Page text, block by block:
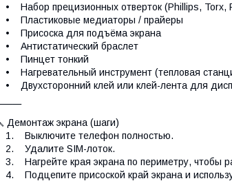
• Набор прецизионных отверток (Phillips, Torx,
• Пластиковые медиаторы / прайеры
• Присоска для подъёма экрана
• Антистатический браслет
• Пинцет тонкий
• Нагревательный инструмент (тепловая
• Двухсторонний клей или клей-лента для
Демонтаж экрана (шаги)
1. Выключите телефон полностью.
2. Удалите SIM-лоток.
3. Нагрейте края экрана по периметру, чтобы
4. Подцепите присоской край экрана и